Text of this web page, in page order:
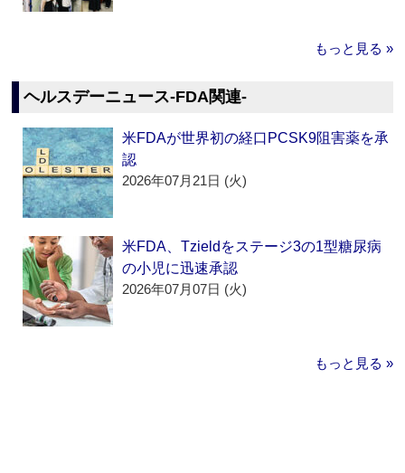
もっと見る »
ヘルスデーニュース‐FDA関連‐
米FDAが世界初の経口PCSK9阻害薬を承
認
2026年07月21日 (火)
米FDA、Tzieldをステージ3の1型糖尿病
の小児に迅速承認
2026年07月07日 (火)
もっと見る »